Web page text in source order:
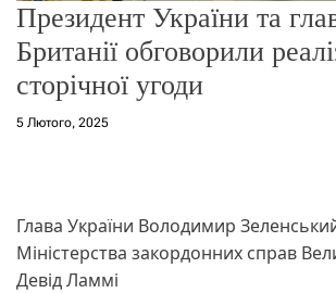
Президент України та
Британії обговорили
сторічної угоди
5 Лютого, 2025
Глава України Володимир
Міністерства закордонних справ
Девід Ламмі